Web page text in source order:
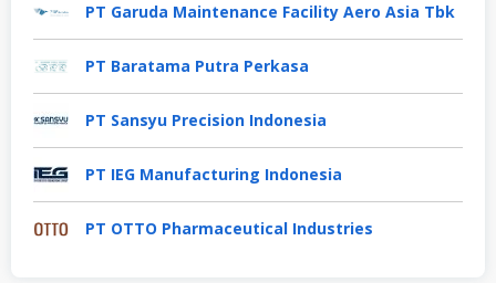
PT Garuda Maintenance Facility Aero Asia Tbk
PT Baratama Putra Perkasa
PT Sansyu Precision Indonesia
PT IEG Manufacturing Indonesia
PT OTTO Pharmaceutical Industries